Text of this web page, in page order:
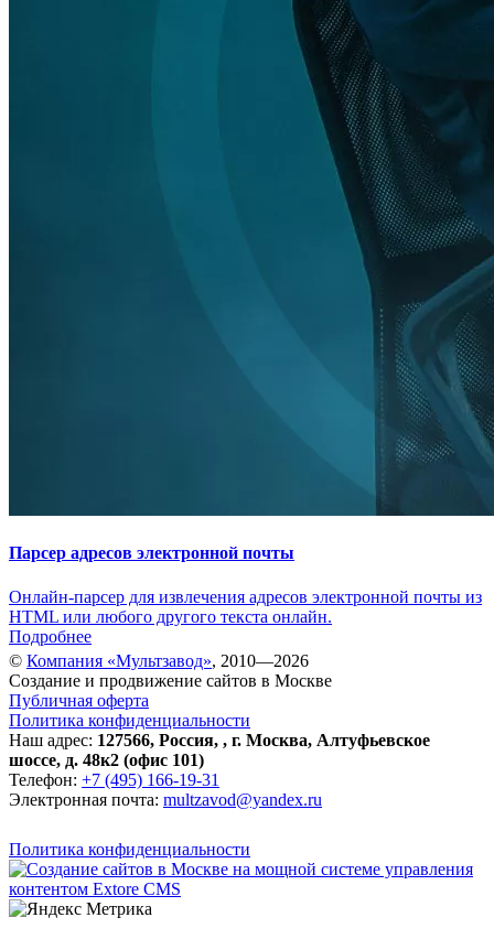
Парсер адресов электронной почты
Онлайн-парсер для извлечения адресов электронной почты из
HTML или любого другого текста онлайн.
Подробнее
© Компания «Мультзавод», 2010—2026
Создание и продвижение сайтов в Москве
Публичная оферта
Политика конфиденциальности
Наш адрес: 127566, Россия, , г. Москва, Алтуфьевское
шоссе, д. 48к2 (офис 101)
Телефон: +7 (495) 166-19-31
Электронная почта: multzavod@yandex.ru
Политика конфиденциальности